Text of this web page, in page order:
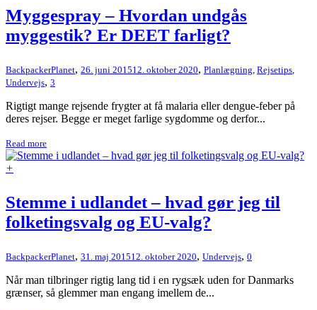
Myggespray – Hvordan undgås
myggestik? Er DEET farligt?
BackpackerPlanet, 26. juni 201512. oktober 2020, Planlægning Rejsetips
Undervejs, 3
Rigtigt mange rejsende frygter at få malaria eller dengue-feber på
deres rejser. Begge er meget farlige sygdomme og derfor...
Read more
+
Stemme i udlandet – hvad gør jeg til
folketingsvalg og EU-valg?
BackpackerPlanet, 31. maj 201512. oktober 2020, Undervejs, 0
Når man tilbringer rigtig lang tid i en rygsæk uden for Danmarks
grænser, så glemmer man engang imellem de...